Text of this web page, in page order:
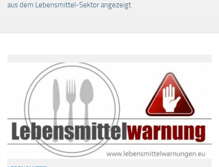
aus dem Lebensmittel-Sektor angezeigt